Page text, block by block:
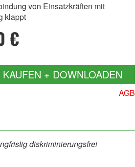
von Einsatzkräften mit
klappt
€
+ DOWNLOADEN
AGB
diskriminierungsfrei